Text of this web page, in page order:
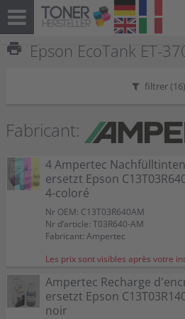
print Epson EcoTank ET-
filtrer (16)
Fabricant:
4 Ampertec Nachfülltinten
ersetzt Epson
4-coloré
Nr OEM: C13T03R640AM
Nr d’article: T03R640-AM
Fabricant: Ampertec
Les prix sont visibles après votre
Ampertec Recharge
ersetzt Epson
noir